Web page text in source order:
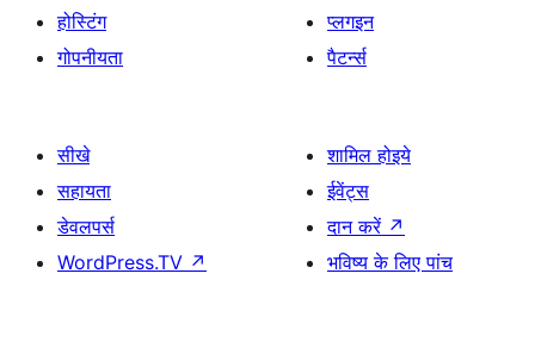
होस्टिंग
गोपनीयता
प्लगइन
पैटर्न्स
सीखे
सहायता
डेवलपर्स
WordPress.TV ↗
शामिल होइये
ईवेंट्स
दान करें ↗
भविष्य के लिए पांच